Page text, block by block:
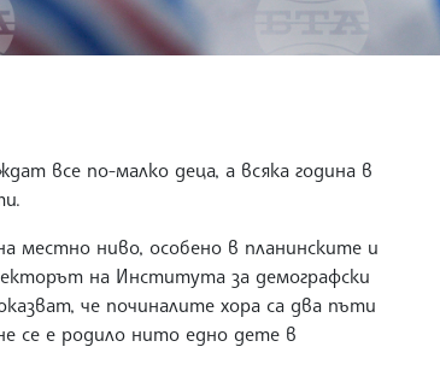
все по-малко деца, а всяка година в
местно ниво, особено в планинските и
на Института за демографски
че починалите хора са два пъти
се е родило нито едно дете в